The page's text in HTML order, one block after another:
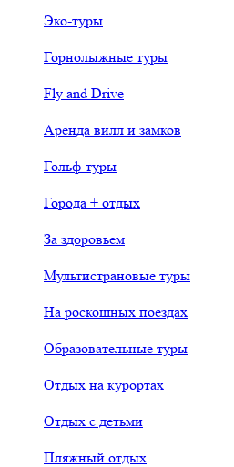
Эко-туры
Горнолыжные туры
Fly and Drive
Аренда вилл и замков
Гольф-туры
Города + отдых
За здоровьем
Мультистрановые туры
На роскошных поездах
Образовательные туры
Отдых на курортах
Отдых с детьми
Пляжный отдых